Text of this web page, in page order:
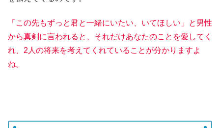
「この先もずっと君と一緒にいたい、いてほしい」と男性
から真剣に言われると、それだけあなたのことを愛してく
れ、2人の将来を考えてくれていることが分かりますよ
ね。